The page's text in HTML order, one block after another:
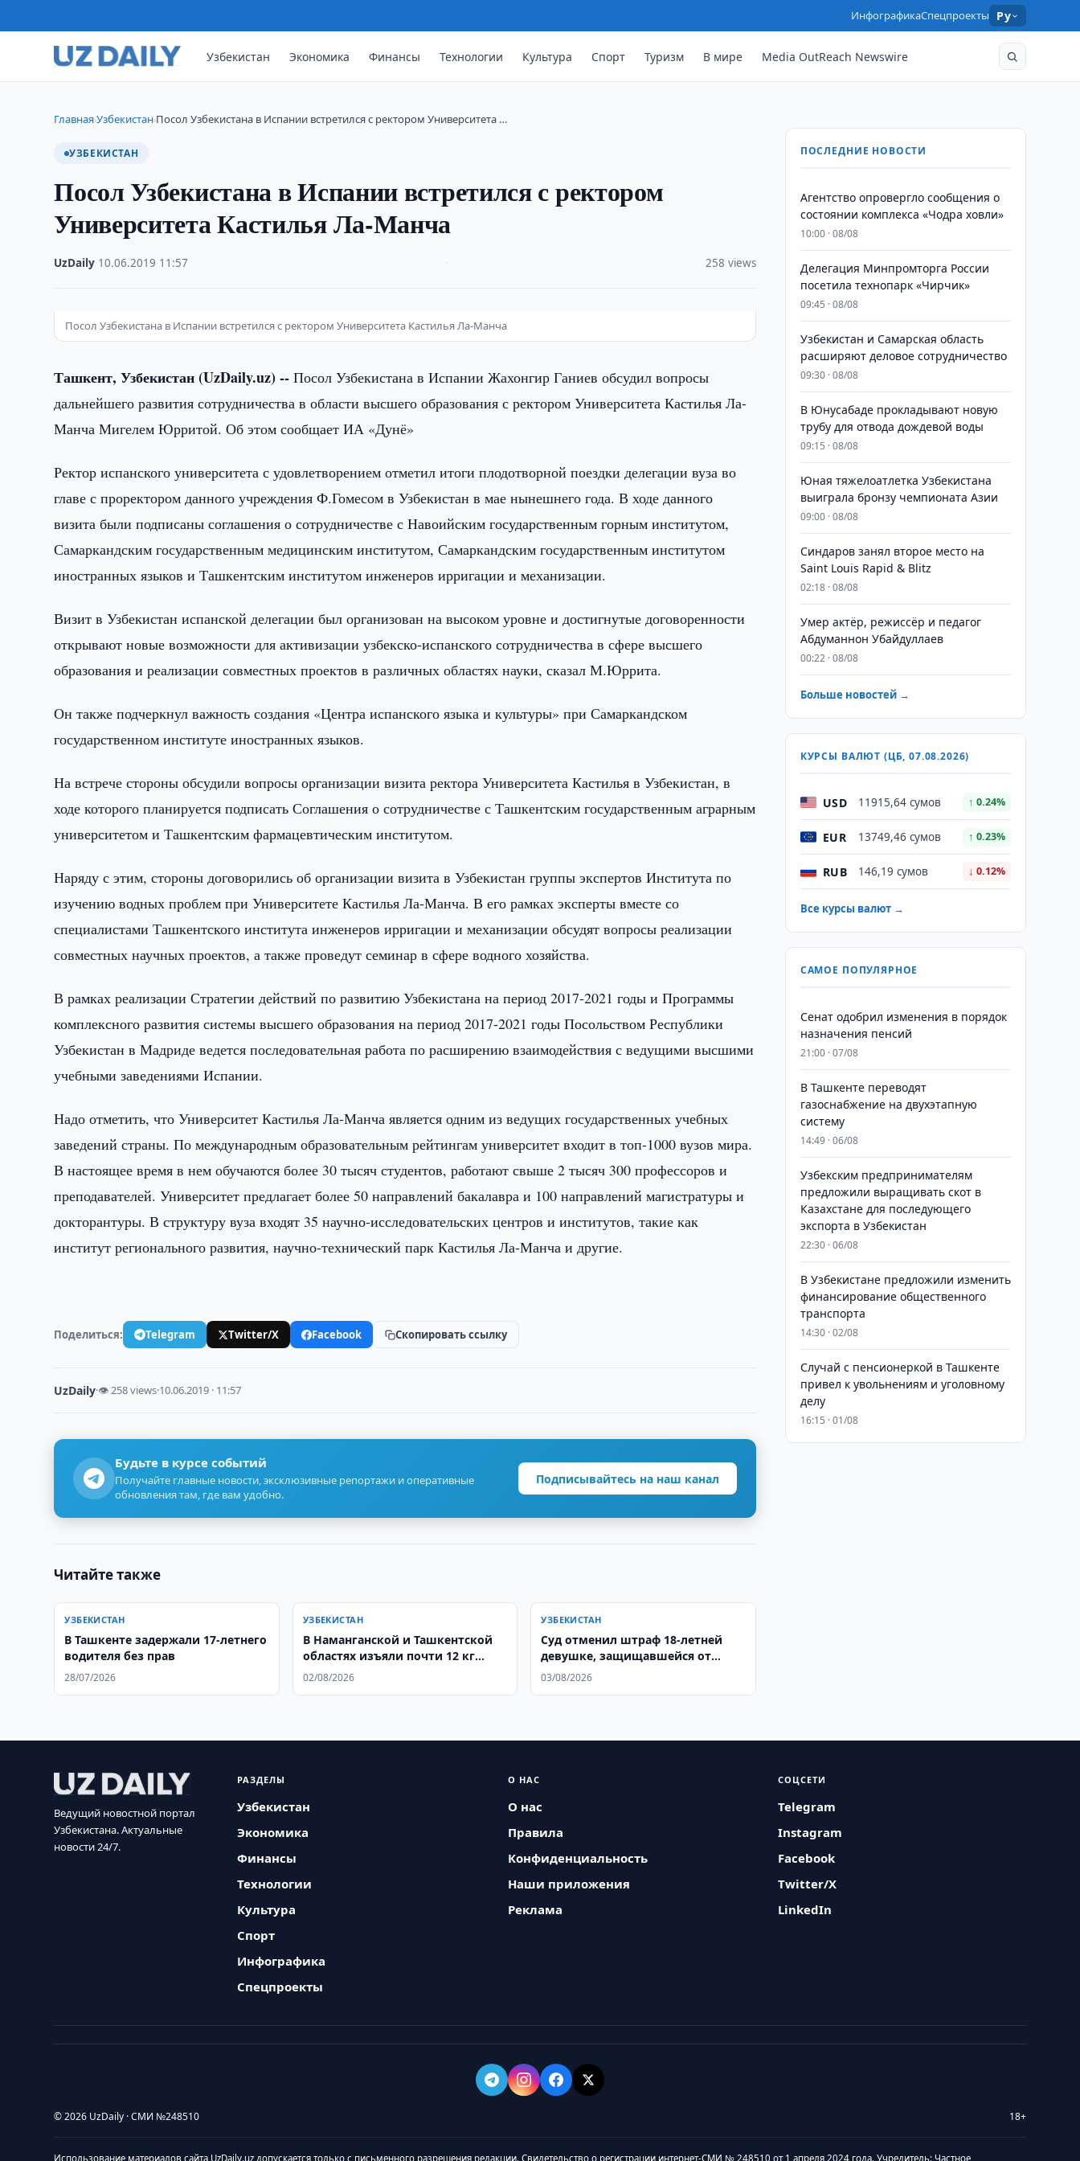
ИнфографикаСпецпроекты Ру
Узбекистан Экономика Финансы Технологии Культура Спорт Туризм В мире Media OutReach Newswire
Главная›Узбекистан›Посол Узбекистана в Испании встретился с ректором Университета …
УЗБЕКИСТАН
Посол Узбекистана в Испании встретился с ректором
Университета Кастилья Ла-Манча
UzDaily 10.06.2019 11:57 258 views
Посол Узбекистана в Испании встретился с ректором Университета Кастилья Ла-Манча
Ташкент, Узбекистан (UzDaily.uz) -- Посол Узбекистана в Испании Жахонгир Ганиев обсудил вопросы
дальнейшего развития сотрудничества в области высшего образования с ректором Университета Кастилья Ла-
Манча Мигелем Юрритой. Об этом сообщает ИА «Дунё»
Ректор испанского университета с удовлетворением отметил итоги плодотворной поездки делегации вуза во
главе с проректором данного учреждения Ф.Гомесом в Узбекистан в мае нынешнего года. В ходе данного
визита были подписаны соглашения о сотрудничестве с Навоийским государственным горным институтом,
Самаркандским государственным медицинским институтом, Самаркандским государственным институтом
иностранных языков и Ташкентским институтом инженеров ирригации и механизации.
Визит в Узбекистан испанской делегации был организован на высоком уровне и достигнутые договоренности
открывают новые возможности для активизации узбекско-испанского сотрудничества в сфере высшего
образования и реализации совместных проектов в различных областях науки, сказал М.Юррита.
Он также подчеркнул важность создания «Центра испанского языка и культуры» при Самаркандском
государственном институте иностранных языков.
На встрече стороны обсудили вопросы организации визита ректора Университета Кастилья в Узбекистан, в
ходе которого планируется подписать Соглашения о сотрудничестве с Ташкентским государственным аграрным
университетом и Ташкентским фармацевтическим институтом.
Наряду с этим, стороны договорились об организации визита в Узбекистан группы экспертов Института по
изучению водных проблем при Университете Кастилья Ла-Манча. В его рамках эксперты вместе со
специалистами Ташкентского института инженеров ирригации и механизации обсудят вопросы реализации
совместных научных проектов, а также проведут семинар в сфере водного хозяйства.
В рамках реализации Стратегии действий по развитию Узбекистана на период 2017-2021 годы и Программы
комплексного развития системы высшего образования на период 2017-2021 годы Посольством Республики
Узбекистан в Мадриде ведется последовательная работа по расширению взаимодействия с ведущими высшими
учебными заведениями Испании.
Надо отметить, что Университет Кастилья Ла-Манча является одним из ведущих государственных учебных
заведений страны. По международным образовательным рейтингам университет входит в топ-1000 вузов мира.
В настоящее время в нем обучаются более 30 тысяч студентов, работают свыше 2 тысяч 300 профессоров и
преподавателей. Университет предлагает более 50 направлений бакалавра и 100 направлений магистратуры и
докторантуры. В структуру вуза входят 35 научно-исследовательских центров и институтов, такие как
институт регионального развития, научно-технический парк Кастилья Ла-Манча и другие.
Поделиться: Telegram Twitter/X Facebook Скопировать ссылку
UzDaily·👁 258 views·10.06.2019 · 11:57
Будьте в курсе событий
Получайте главные новости, эксклюзивные репортажи и оперативные
обновления там, где вам удобно.
Подписывайтесь на наш канал
Читайте также
УЗБЕКИСТАН
В Ташкенте задержали 17-летнего
водителя без прав
28/07/2026
УЗБЕКИСТАН
В Наманганской и Ташкентской
областях изъяли почти 12 кг
гашиша
02/08/2026
УЗБЕКИСТАН
Суд отменил штраф 18-летней
девушке, защищавшейся от
домогательств бывшего тренера
03/08/2026
ПОСЛЕДНИЕ НОВОСТИ
Агентство опровергло сообщения о
состоянии комплекса «Чодра ховли»
10:00 · 08/08
Делегация Минпромторга России
посетила технопарк «Чирчик»
09:45 · 08/08
Узбекистан и Самарская область
расширяют деловое сотрудничество
09:30 · 08/08
В Юнусабаде прокладывают новую
трубу для отвода дождевой воды
09:15 · 08/08
Юная тяжелоатлетка Узбекистана
выиграла бронзу чемпионата Азии
09:00 · 08/08
Синдаров занял второе место на
Saint Louis Rapid & Blitz
02:18 · 08/08
Умер актёр, режиссёр и педагог
Абдуманнон Убайдуллаев
00:22 · 08/08
Больше новостей →
КУРСЫ ВАЛЮТ (ЦБ, 07.08.2026)
USD 11915,64 сумов ↑ 0.24%
EUR 13749,46 сумов ↑ 0.23%
RUB 146,19 сумов ↓ 0.12%
Все курсы валют →
САМОЕ ПОПУЛЯРНОЕ
Сенат одобрил изменения в порядок
назначения пенсий
21:00 · 07/08
В Ташкенте переводят
газоснабжение на двухэтапную
систему
14:49 · 06/08
Узбекским предпринимателям
предложили выращивать скот в
Казахстане для последующего
экспорта в Узбекистан
22:30 · 06/08
В Узбекистане предложили изменить
финансирование общественного
транспорта
14:30 · 02/08
Случай с пенсионеркой в Ташкенте
привел к увольнениям и уголовному
делу
16:15 · 01/08
Ведущий новостной портал
Узбекистана. Актуальные
новости 24/7.
РАЗДЕЛЫ
Узбекистан
Экономика
Финансы
Технологии
Культура
Спорт
Инфографика
Спецпроекты
О НАС
О нас
Правила
Конфиденциальность
Наши приложения
Реклама
СОЦСЕТИ
Telegram
Instagram
Facebook
Twitter/X
LinkedIn
© 2026 UzDaily · СМИ №248510 18+
Использование материалов сайта UzDaily.uz допускается только с письменного разрешения редакции. Свидетельство о регистрации интернет-СМИ № 248510 от 1 апреля 2024 года. Учредитель: Частное